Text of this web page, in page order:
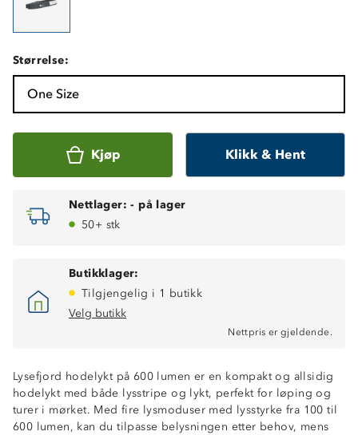
Størrelse:
One Size
Kjøp Klikk & Hent
Nettlager: - på lager
50+ stk
Butikklager:
Tilgjengelig i 1 butikk
Velg butikk
Nettpris er gjeldende.
Lysefjord hodelykt på 600 lumen er en kompakt og allsidig
hodelykt med både lysstripe og lykt, perfekt for løping og
turer i mørket. Med fire lysmoduser med lysstyrke fra 100 til
600 lumen, kan du tilpasse belysningen etter behov, mens